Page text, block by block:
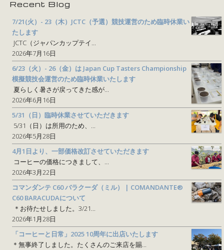
Recent Blog
7/21(火）- 23（木）JCTC（予選）競技運営のため臨時休業い
たします
JCTC（ジャパンカップテイ...
2026年7月16日
6/23（火）- 26（金）は Japan Cup Tasters Championship
模擬競技会運営のため臨時休業いたします
夏らしく暑さが戻ってきた感が...
2026年6月16日
5/31（日）臨時休業させていただきます
5/31（日）は所用のため、...
2026年5月28日
4月1日より、一部価格改訂させていただきます
コーヒーの価格につきまして、...
2026年3月22日
コマンダンテ C60 バラクーダ（ミル） | COMANDANTE®
C60 BARACUDAについて
＊お待たせしました。3/21...
2026年1月28日
「コーヒーと日常」2025 10周年に出店いたします
＊無事終了しました。たくさんのご来店を賜...